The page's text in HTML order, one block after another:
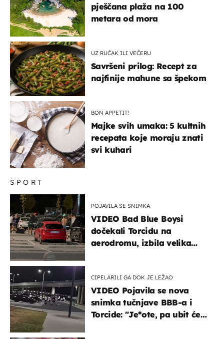
SPORT
POJAVILA SE SNIMKA
VIDEO Bad Blue Boysi
dočekali Torcidu na
aerodromu, izbila velika
CIPELARILI GA DOK JE LEŽAO
VIDEO Pojavila se nova
snimka tučnjave BBB-a i
Torcide: "Je*ote, pa ubit će
pješčana plaža na 100
metara od mora
UZ RUČAK ILI VEČERU
Savršeni prilog: Recept za
najfinije mahune sa špekom
BON APPETIT!
Majke svih umaka: 5 kultnih
recepata koje moraju znati
svi kuhari